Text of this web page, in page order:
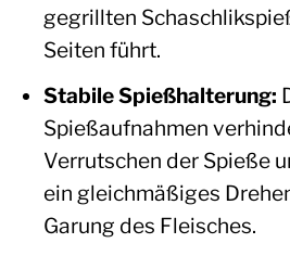
gegrillten
Seiten führt.
Stabile Spießhalterung:
Spießaufnahmen
Verrutschen der Spieße
ein gleichmäßiges
Garung des Fleisches.